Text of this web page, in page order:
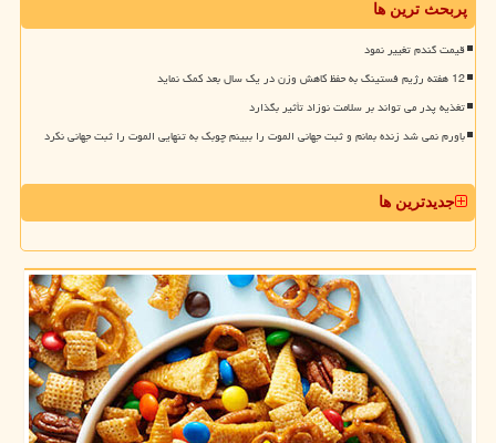
پربحث ترین ها
قیمت گندم تغییر نمود
12 هفته رژیم فستینگ به حفظ کاهش وزن در یک سال بعد کمک نماید
تغذیه پدر می تواند بر سلامت نوزاد تأثیر بگذارد
باورم نمی شد زنده بمانم و ثبت جهانی الموت را ببینم چوبک به تنهایی الموت را ثبت جهانی نکرد
جدیدترین ها